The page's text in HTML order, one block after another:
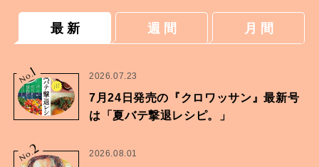
最 新 週 間 月 間
No.
1 2026.07.23
7月24日発売の『クロワッサン』最新号
は「夏バテ撃退レシピ。」
No.2 2026.08.01